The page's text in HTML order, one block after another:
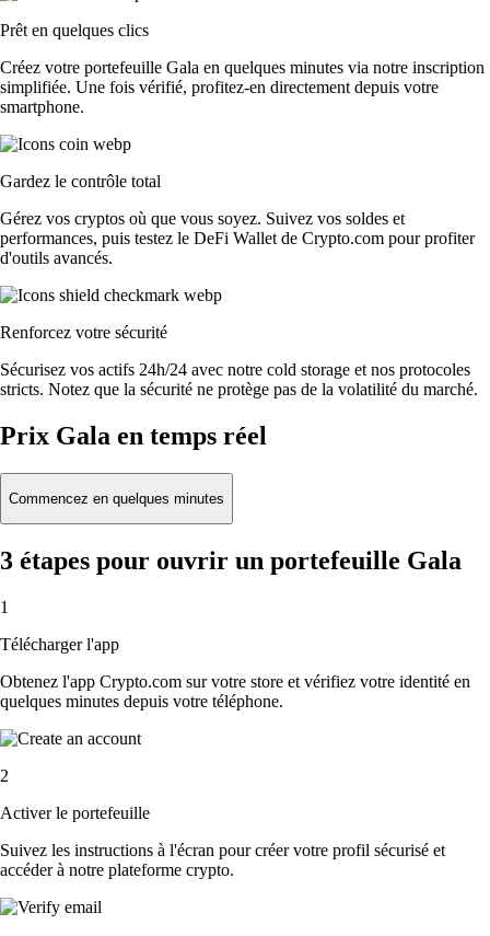
Prêt en quelques clics
Créez votre portefeuille Gala en quelques minutes via notre inscription
simplifiée. Une fois vérifié, profitez-en directement depuis votre
smartphone.
Gardez le contrôle total
Gérez vos cryptos où que vous soyez. Suivez vos soldes et
performances, puis testez le DeFi Wallet de Crypto.com pour profiter
d'outils avancés.
Renforcez votre sécurité
Sécurisez vos actifs 24h/24 avec notre cold storage et nos protocoles
stricts. Notez que la sécurité ne protège pas de la volatilité du marché.
Prix Gala en temps réel
Commencez en quelques minutes
3 étapes pour ouvrir un portefeuille Gala
1
Télécharger l'app
Obtenez l'app Crypto.com sur votre store et vérifiez votre identité en
quelques minutes depuis votre téléphone.
2
Activer le portefeuille
Suivez les instructions à l'écran pour créer votre profil sécurisé et
accéder à notre plateforme crypto.